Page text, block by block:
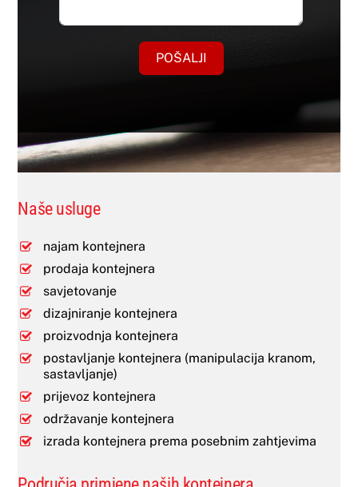
POŠALJI
Naše usluge
najam kontejnera
prodaja kontejnera
savjetovanje
dizajniranje kontejnera
proizvodnja kontejnera
postavljanje kontejnera (manipulacija kranom,
sastavljanje)
prijevoz kontejnera
održavanje kontejnera
izrada kontejnera prema posebnim zahtjevima